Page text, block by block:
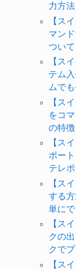
力方
【ス
マン
ついて
【ス
テム
ムで
【ス
をコ
の特徴
【ス
ポー
テレ
【ス
する
単にで
【ス
クの
クで
【ス